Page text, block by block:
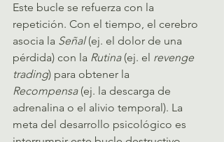
Este bucle se refuerza con la
repetición. Con el tiempo, el cerebro
asocia la Señal (ej. el dolor de una
pérdida) con la Rutina (ej. el revenge
trading) para obtener la
Recompensa (ej. la descarga de
adrenalina o el alivio temporal). La
meta del desarrollo psicológico es